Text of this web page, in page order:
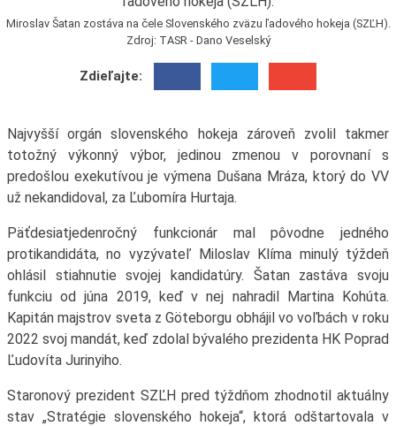
Miroslav Šatan zostáva na čele Slovenského zväzu ľadového hokeja (SZĽH).
Zdroj: TASR - Dano Veselský
Zdieľajte:
Najvyšší orgán slovenského hokeja zároveň zvolil takmer
totožný výkonný výbor, jedinou zmenou v porovnaní s
predošlou exekutívou je výmena Dušana Mráza, ktorý do VV
už nekandidoval, za Ľubomíra Hurtaja.
Päťdesiatjedenročný funkcionár mal pôvodne jedného
protikandidáta, no vyzývateľ Miloslav Klíma minulý týždeň
ohlásil stiahnutie svojej kandidatúry. Šatan zastáva svoju
funkciu od júna 2019, keď v nej nahradil Martina Kohúta.
Kapitán majstrov sveta z Göteborgu obhájil vo voľbách v roku
2022 svoj mandát, keď zdolal bývalého prezidenta HK Poprad
Ľudovíta Jurinyiho.
Staronový prezident SZĽH pred týždňom zhodnotil aktuálny
stav „Stratégie slovenského hokeja“, ktorá odštartovala v